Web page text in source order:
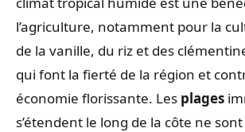
l’agriculture, notamment pour la
de la vanille, du riz et des
qui font la fierté de la région et
économie florissante. Les plages
s’étendent le long de la côte ne